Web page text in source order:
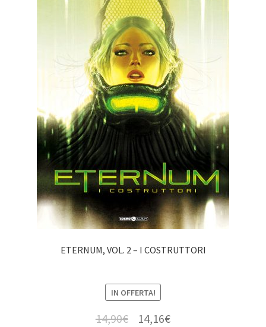
ETERNUM, VOL. 2 – I COSTRUTTORI
IN OFFERTA!
14,90€ 14,16€